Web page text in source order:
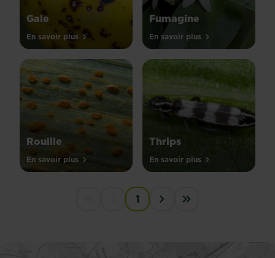
Gale
En savoir plus
Fumagine
En savoir plus
Rouille
En savoir plus
Thrips
En savoir plus
First disabled
Previous disabled
1